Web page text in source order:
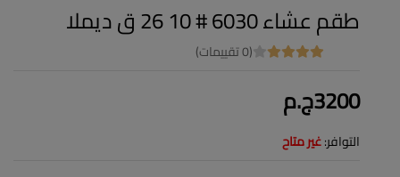
طقم عشاء 6030 # 10 26 ق ديملا
(0 تقييمات)
3200ج.م
التوافر:غير متاح